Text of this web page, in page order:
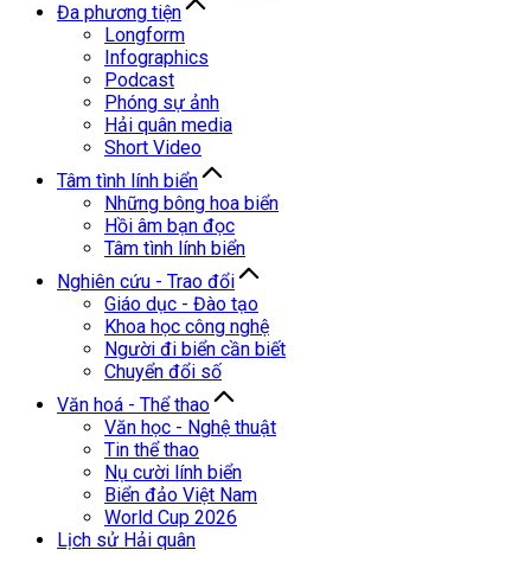
Đa phương tiện
Longform
Infographics
Podcast
Phóng sự ảnh
Hải quân media
Short Video
Tâm tình lính biển
Những bông hoa biển
Hồi âm bạn đọc
Tâm tình lính biển
Nghiên cứu - Trao đổi
Giáo dục - Đào tạo
Khoa học công nghệ
Người đi biển cần biết
Chuyển đổi số
Văn hoá - Thể thao
Văn học - Nghệ thuật
Tin thể thao
Nụ cười lính biển
Biển đảo Việt Nam
World Cup 2026
Lịch sử Hải quân